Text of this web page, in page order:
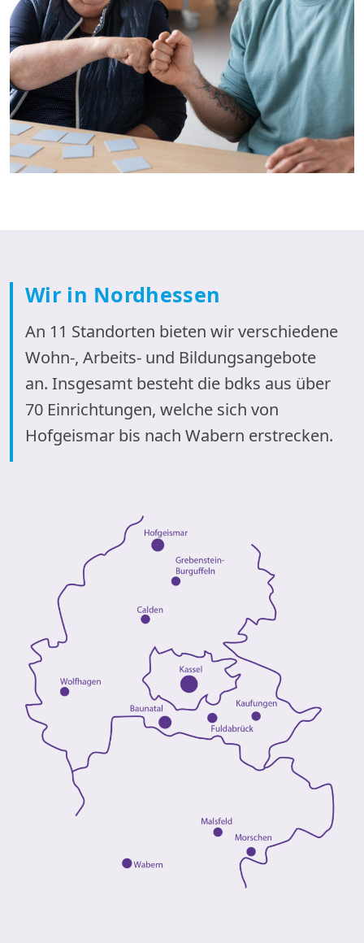
Wir in Nordhessen
An 11 Standorten bieten wir verschiedene
Wohn-, Arbeits- und Bildungsangebote
an. Insgesamt besteht die bdks aus über
70 Einrichtungen, welche sich von
Hofgeismar bis nach Wabern erstrecken.